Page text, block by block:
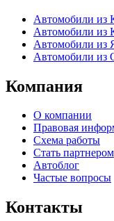
Автомобили из
Автомобили из
Автомобили из
Автомобили из
Компания
О компании
Правовая
Схема работы
Стать партнером
Автоблог
Частые вопросы
Контакты